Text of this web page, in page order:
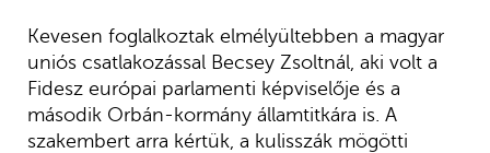
Kevesen foglalkoztak elmélyültebben a magyar
uniós csatlakozással Becsey Zsoltnál, aki volt a
Fidesz európai parlamenti képviselője és a
második Orbán-kormány államtitkára is. A
szakembert arra kértük, a kulisszák mögötti